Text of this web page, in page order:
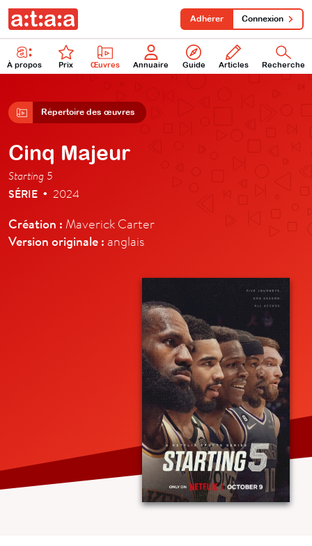
À propos Prix Œuvres Annuaire Guide Articles Recherche
Adhérer Connexion
Répertoire des œuvres
Cinq Majeur
Starting 5
SÉRIE • 2024
Création : Maverick Carter
Version originale : anglais